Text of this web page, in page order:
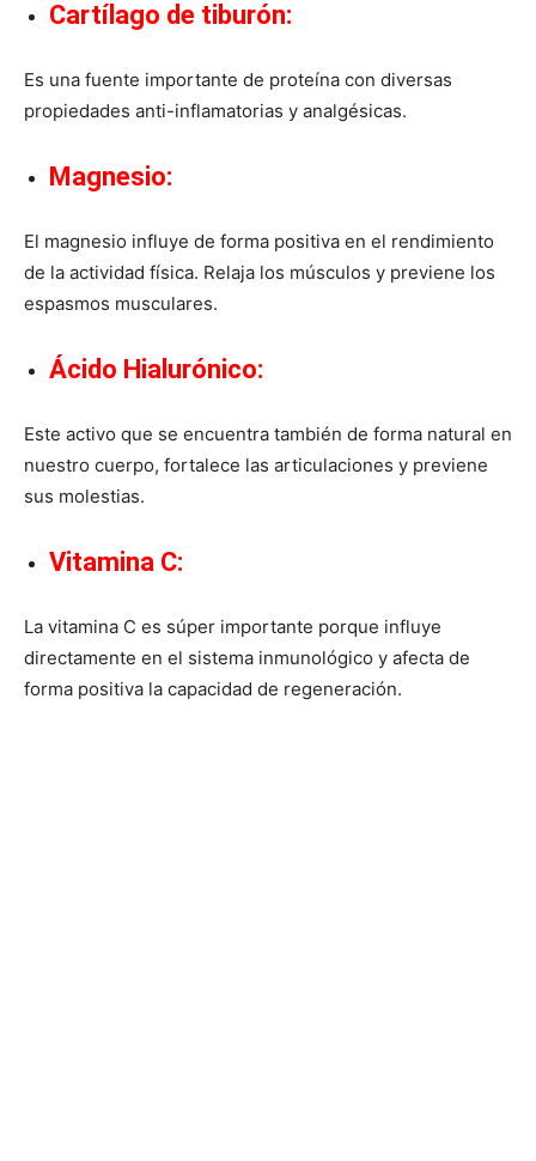
Cartílago de tiburón:
Es una fuente importante de proteína con diversas
propiedades anti-inflamatorias y analgésicas.
Magnesio:
El magnesio influye de forma positiva en el rendimiento
de la actividad física. Relaja los músculos y previene los
espasmos musculares.
Ácido Hialurónico:
Este activo que se encuentra también de forma natural en
nuestro cuerpo, fortalece las articulaciones y previene
sus molestias.
Vitamina C:
La vitamina C es súper importante porque influye
directamente en el sistema inmunológico y afecta de
forma positiva la capacidad de regeneración.